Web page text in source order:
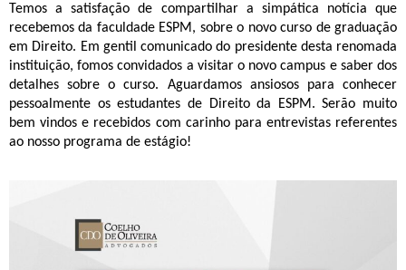
Temos a satisfação de compartilhar a simpática notícia que
recebemos da faculdade ESPM, sobre o novo curso de graduação
em Direito. Em gentil comunicado do presidente desta renomada
instituição, fomos convidados a visitar o novo campus e saber dos
detalhes sobre o curso. Aguardamos ansiosos para conhecer
pessoalmente os estudantes de Direito da ESPM. Serão muito
bem vindos e recebidos com carinho para entrevistas referentes
ao nosso programa de estágio!